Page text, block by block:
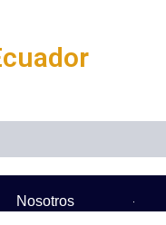
Nosotros